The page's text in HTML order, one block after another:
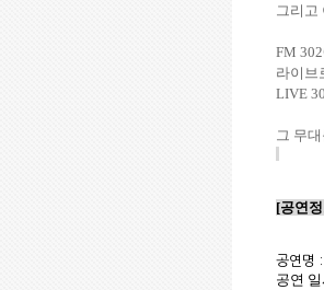
그리고
FM 302
라이브
LIVE
그 무
[공연
공연명
공연 일